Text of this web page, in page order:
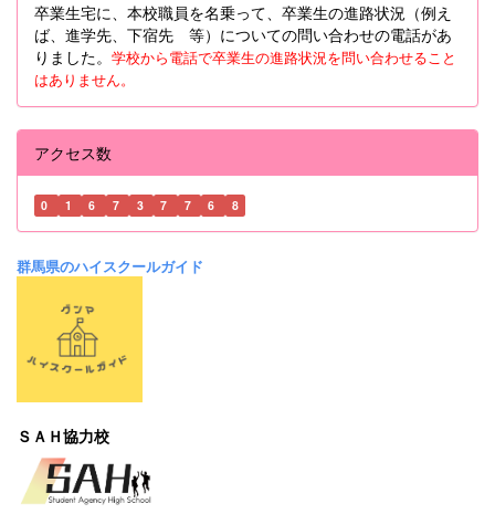
卒業生宅に、本校職員を名乗って、卒業生の進路状況（例え
ば、進学先、下宿先 等）についての問い合わせの電話があ
りました。 学校から電話で卒業生の進路状況を問い合わせること
はありません。
アクセス数
0 1 6 7 3 7 7 6 8
群馬県のハイスクールガイド
ＳＡＨ協力校